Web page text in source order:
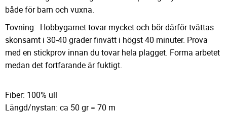
både för barn och vuxna.
Tovning: Hobbygarnet tovar mycket och bör därför tvättas
skonsamt i 30-40 grader finvätt i högst 40 minuter. Prova
med en stickprov innan du tovar hela plagget. Forma arbetet
medan det fortfarande är fuktigt.
Fiber: 100% ull
Längd/nystan: ca 50 gr = 70 m